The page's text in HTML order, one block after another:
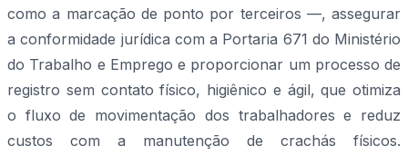
como a marcação de ponto por terceiros —, assegurar
a conformidade jurídica com a Portaria 671 do Ministério
do Trabalho e Emprego e proporcionar um processo de
registro sem contato físico, higiênico e ágil, que otimiza
o fluxo de movimentação dos trabalhadores e reduz
custos com a manutenção de crachás físicos.